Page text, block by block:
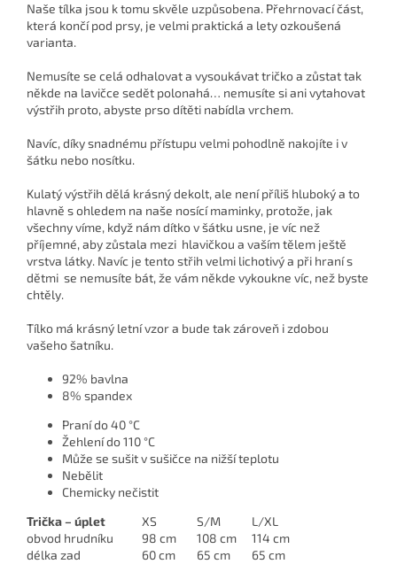
Naše tílka jsou k tomu skvěle uzpůsobena. Přehrnovací část,
která končí pod prsy, je velmi praktická a lety ozkoušená
varianta.
Nemusíte se celá odhalovat a vysoukávat tričko a zůstat tak
někde na lavičce sedět polonahá… nemusíte si ani vytahovat
výstřih proto, abyste prso dítěti nabídla vrchem.
Navíc, díky snadnému přístupu velmi pohodlně nakojíte i v
šátku nebo nosítku.
Kulatý výstřih dělá krásný dekolt, ale není příliš hluboký a to
hlavně s ohledem na naše nosící maminky, protože, jak
všechny víme, když nám dítko v šátku usne, je víc než
příjemné, aby zůstala mezi hlavičkou a vaším tělem ještě
vrstva látky. Navíc je tento střih velmi lichotivý a při hraní s
dětmi se nemusíte bát, že vám někde vykoukne víc, než byste
chtěly.
Tílko má krásný letní vzor a bude tak zároveň i zdobou
vašeho šatníku.
92% bavlna
8% spandex
Praní do 40 °C
Žehlení do 110 °C
Může se sušit v sušičce na nižší teplotu
Nebělit
Chemicky nečistit
Trička – úplet
XS S/M
L/XL
obvod hrudníku
98 cm 108 cm
114 cm
délka zad
60 cm 65 cm
65 cm